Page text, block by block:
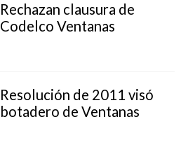
Rechazan clausura de
Codelco Ventanas
Resolución de 2011 visó
botadero de Ventanas